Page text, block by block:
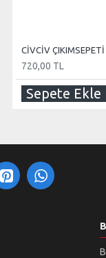
CİVCİV ÇIKIMSEPETİ
720,00 TL
Sepete Ekle